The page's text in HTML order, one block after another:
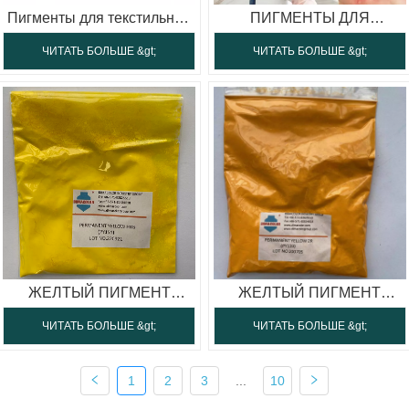
Пигменты для текстильной
печати
ЧИТАТЬ БОЛЬШЕ &gt;
ПИГМЕНТЫ ДЛЯ
ПОРОШКОВОЙ КРАСКИ
ЧИТАТЬ БОЛЬШЕ &gt;
ЖЕЛТЫЙ ПИГМЕНТ
H4G(ЖЕЛТЫЙ ПИГМЕНТ
151)
ЧИТАТЬ БОЛЬШЕ &gt;
ЖЕЛТЫЙ ПИГМЕНТ
2R(ЖЕЛТЫЙ ПИГМЕНТ
139)
ЧИТАТЬ БОЛЬШЕ &gt;
1 2 3 10